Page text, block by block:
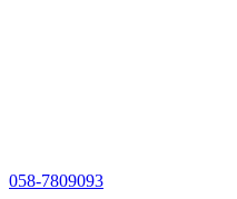
058-7809093